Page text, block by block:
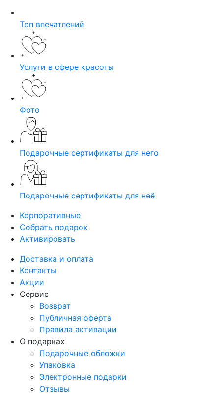
Топ впечатлений
Услуги в сфере красоты
Фото
Подарочные сертификаты для него
Подарочные сертификаты для неё
Корпоративные
Собрать подарок
Активировать
Доставка и оплата
Контакты
Акции
Сервис
Возврат
Публичная оферта
Правила активации
О подарках
Подарочные обложки
Упаковка
Электронные подарки
Отзывы